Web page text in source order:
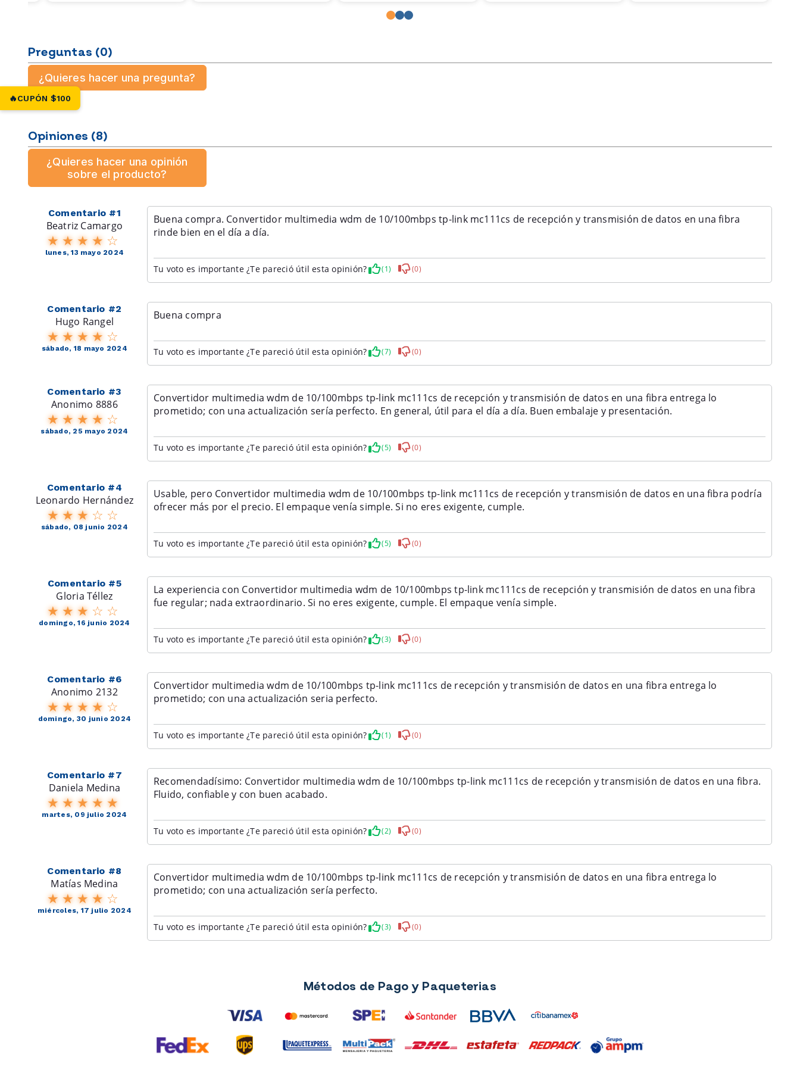
🔥CUPÓN $100
Preguntas (0)
¿Quieres hacer una pregunta?
Opiniones (8)
¿Quieres hacer una opinión
sobre el producto?
Comentario #1
Beatriz Camargo
lunes, 13 mayo 2024
Buena compra. Convertidor multimedia wdm de 10/100mbps tp-link mc111cs de recepción y transmisión de datos en una fibra
rinde bien en el día a día.
Tu voto es importante ¿Te pareció útil esta opinión? (1) (0)
Comentario #2
Hugo Rangel
sábado, 18 mayo 2024
Buena compra
Tu voto es importante ¿Te pareció útil esta opinión? (7) (0)
Comentario #3
Anonimo 8886
sábado, 25 mayo 2024
Convertidor multimedia wdm de 10/100mbps tp-link mc111cs de recepción y transmisión de datos en una fibra entrega lo
prometido; con una actualización sería perfecto. En general, útil para el día a día. Buen embalaje y presentación.
Tu voto es importante ¿Te pareció útil esta opinión? (5) (0)
Comentario #4
Leonardo Hernández
sábado, 08 junio 2024
Usable, pero Convertidor multimedia wdm de 10/100mbps tp-link mc111cs de recepción y transmisión de datos en una fibra
podría ofrecer más por el precio. El empaque venía simple. Si no eres exigente, cumple.
Tu voto es importante ¿Te pareció útil esta opinión? (5) (0)
Comentario #5
Gloria Téllez
domingo, 16 junio 2024
La experiencia con Convertidor multimedia wdm de 10/100mbps tp-link mc111cs de recepción y transmisión de datos en una fibra
fue regular; nada extraordinario. Si no eres exigente, cumple. El empaque venía simple.
Tu voto es importante ¿Te pareció útil esta opinión? (3) (0)
Comentario #6
Anonimo 2132
domingo, 30 junio 2024
Convertidor multimedia wdm de 10/100mbps tp-link mc111cs de recepción y transmisión de datos en una fibra entrega lo
prometido; con una actualización seria perfecto.
Tu voto es importante ¿Te pareció útil esta opinión? (1) (0)
Comentario #7
Daniela Medina
martes, 09 julio 2024
Recomendadísimo: Convertidor multimedia wdm de 10/100mbps tp-link mc111cs de recepción y transmisión de datos en una
fibra. Fluido, confiable y con buen acabado.
Tu voto es importante ¿Te pareció útil esta opinión? (2) (0)
Comentario #8
Matías Medina
miércoles, 17 julio 2024
Convertidor multimedia wdm de 10/100mbps tp-link mc111cs de recepción y transmisión de datos en una fibra entrega lo
prometido; con una actualización sería perfecto.
Tu voto es importante ¿Te pareció útil esta opinión? (3) (0)
Métodos de Pago y Paqueterias